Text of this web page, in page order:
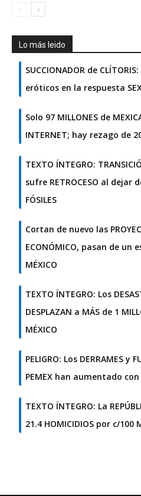
Lo más leido
SUCCIONADOR de
eróticos en la respuesta
Solo 97 MILLONES de
INTERNET; hay rezago de
TEXTO ÍNTEGRO:
sufre RETROCESO al dejar
FÓSILES
Cortan de nuevo las
ECONÓMICO, pasan de un
MÉXICO
TEXTO ÍNTEGRO: Los
DESPLAZAN a MÁS de 1
MÉXICO
PELIGRO: Los DERRAMES y
PEMEX han aumentado
TEXTO ÍNTEGRO: La
21.4 HOMICIDIOS por c/100